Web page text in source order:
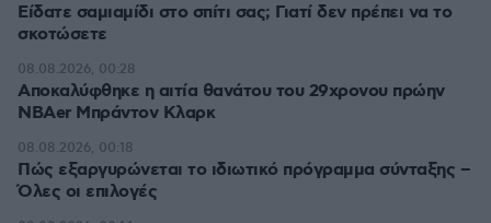
Είδατε σαμιαμίδι στο σπίτι σας; Γιατί δεν πρέπει να το
σκοτώσετε
Αποκαλύφθηκε η αιτία θανάτου του 29χρονου πρώην
NBAer Μπράντον Κλαρκ
08.08.2026, 00:28
Πώς εξαργυρώνεται το ιδιωτικό πρόγραμμα σύνταξης –
Όλες οι επιλογές
08.08.2026, 00:18